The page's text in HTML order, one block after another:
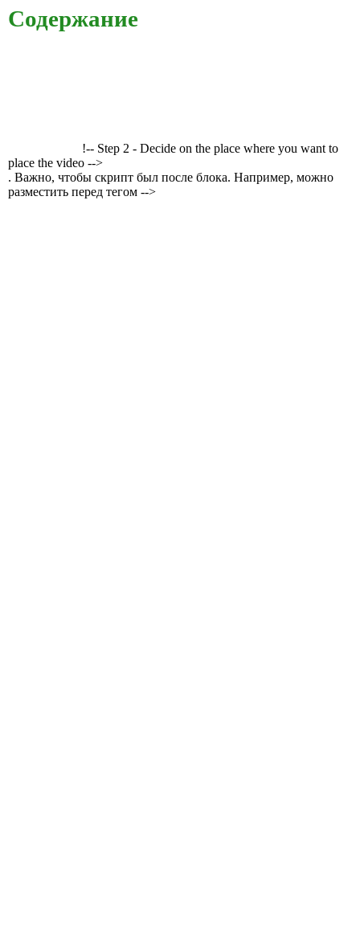
Содержание
!-- Step 2 - Decide on the place where you want to
place the video -->
. Важно, чтобы скрипт был после блока. Например, можно
разместить перед тегом -->